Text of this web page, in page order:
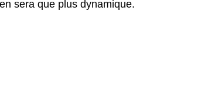
sera que plus dynamique.